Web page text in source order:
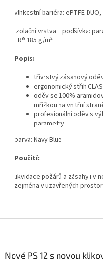
vlhkostní bariéra: ePTFE-
izolační vrstva + podšívka:
FR® 185 g/m²
Popis:
třívrstvý zásahový
ergonomický střih
oděv se 100%
mřížkou na vnitřní
profesionální oděv s
parametry
barva: Navy Blue
Použití:
likvidace požárů a zásahy i v
zejména v uzavřených
Nové PS 12 s novou